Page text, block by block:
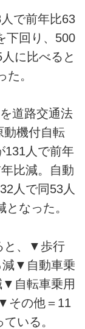
で前年比63
下回り、500
に比べると
。
道路交通法
動機付自転
131人で前年
比減。自動
人で同53人
なった。
と、▼歩行
減▼自動車乗
▼自転車乗用
その他＝11
いる。